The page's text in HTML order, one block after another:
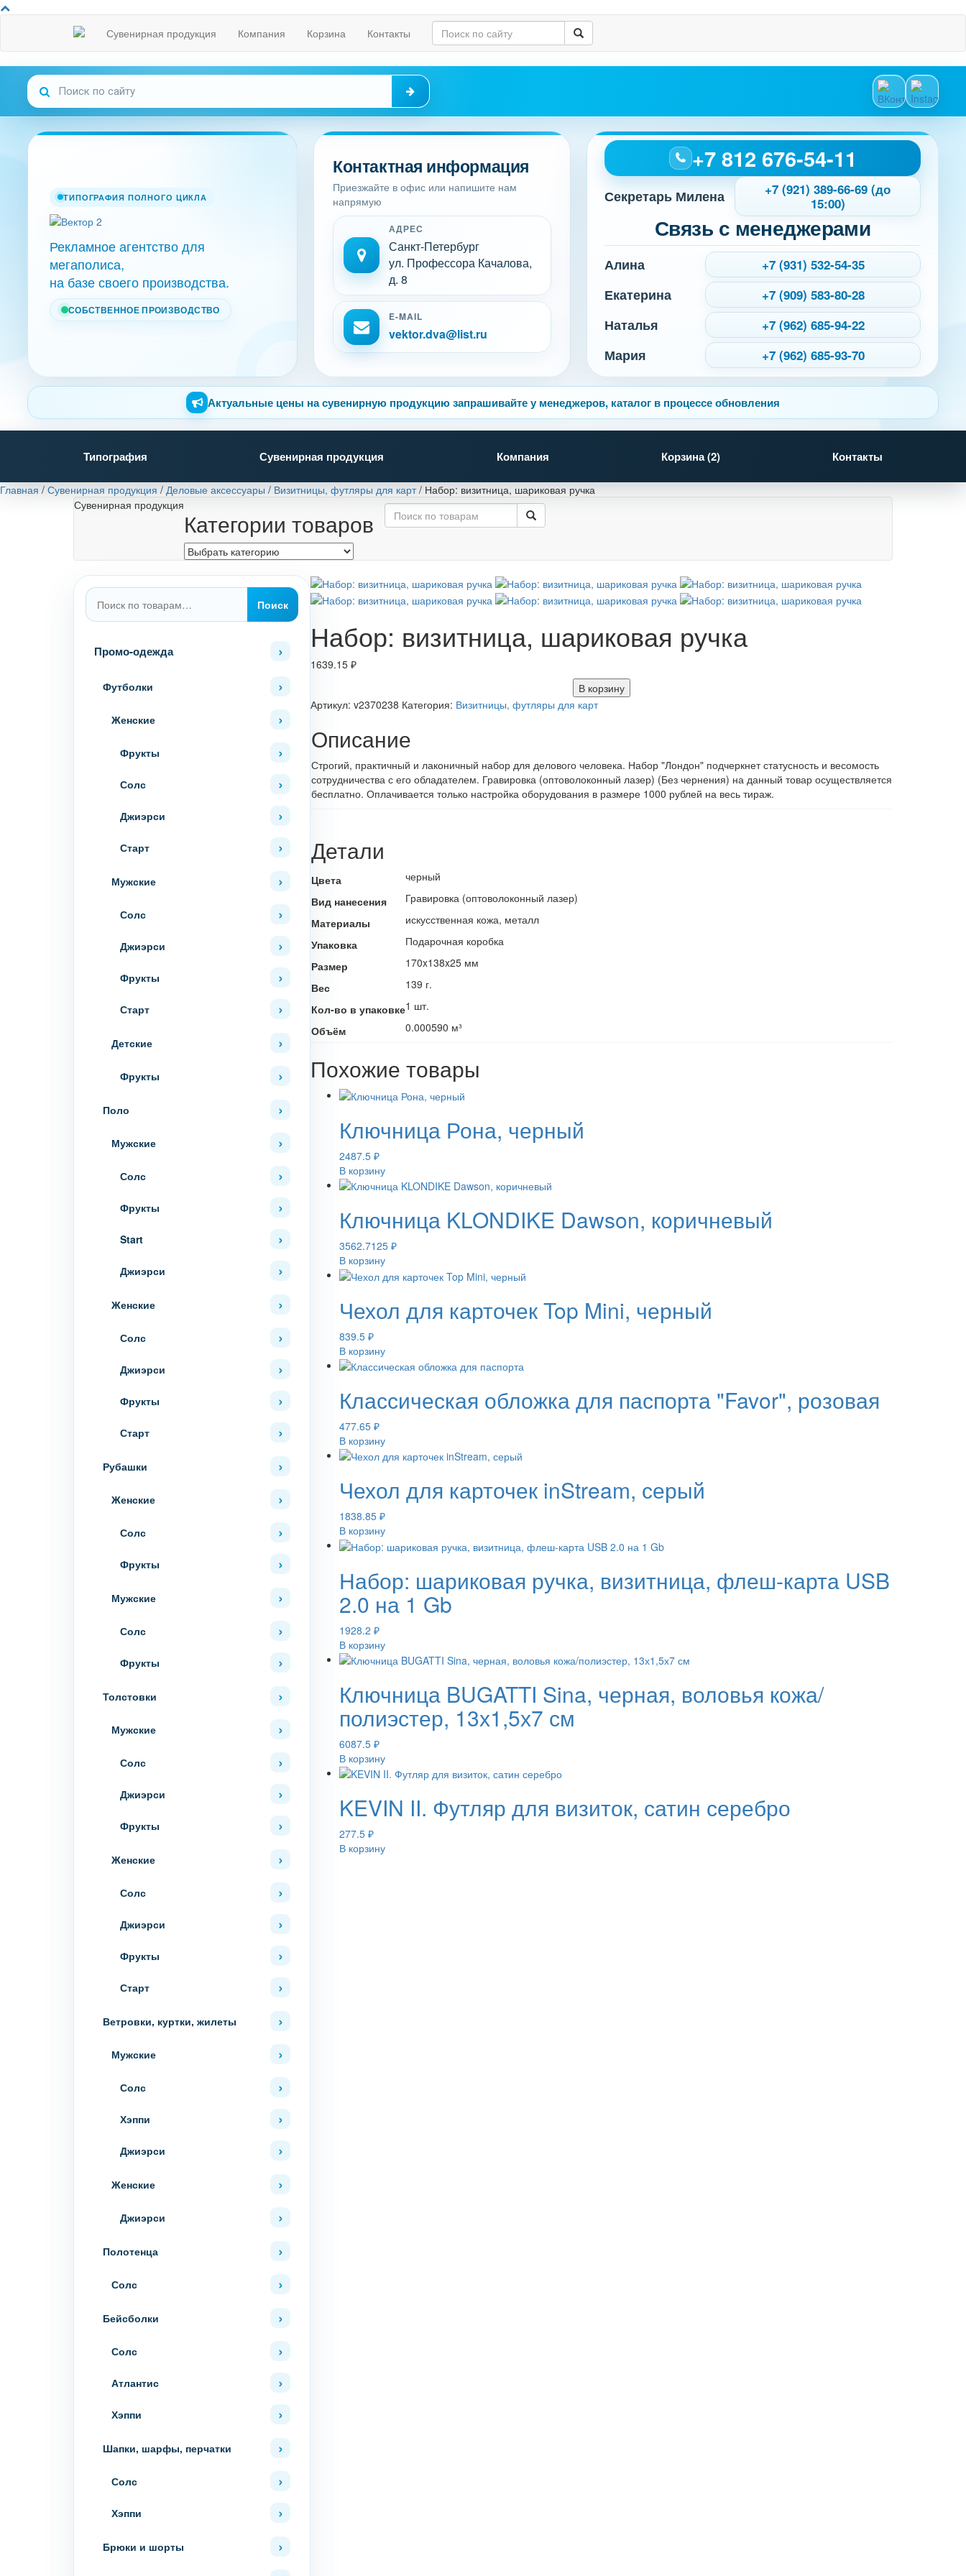
Сувенирная продукция Компания Корзина Контакты
ТИПОГРАФИЯ ПОЛНОГО ЦИКЛА
Рекламное агентство для
мегаполиса,
на базе своего производства.
СОБСТВЕННОЕ ПРОИЗВОДСТВО
Контактная информация
Приезжайте в офис или напишите нам
напрямую
АДРЕС
Санкт-Петербург
ул. Профессора Качалова,
д. 8
E-MAIL
vektor.dva@list.ru
+7 812 676-54-11
Секретарь Милена
+7 (921) 389-66-69 (до
15:00)
Связь с менеджерами
Алина +7 (931) 532-54-35
Екатерина +7 (909) 583-80-28
Наталья +7 (962) 685-94-22
Мария +7 (962) 685-93-70
Актуальные цены на сувенирную продукцию запрашивайте у менеджеров, каталог в процессе обновления
Типография Сувенирная продукция Компания Корзина (2) Контакты
Главная / Сувенирная продукция / Деловые аксессуары / Визитницы, футляры для карт / Набор: визитница, шариковая ручка
Сувенирная продукция
Категории товаров
Искать:
Поиск
Промо-одежда
Футболки
Женские
Фрукты
Солс
Джиэрси
Старт
Мужские
Солс
Джиэрси
Фрукты
Старт
Детские
Фрукты
Поло
Мужские
Солс
Фрукты
Start
Джиэрси
Женские
Солс
Джиэрси
Фрукты
Старт
Рубашки
Женские
Солс
Фрукты
Мужские
Солс
Фрукты
Толстовки
Мужские
Солс
Джиэрси
Фрукты
Женские
Солс
Джиэрси
Фрукты
Старт
Ветровки, куртки, жилеты
Мужские
Солс
Хэппи
Джиэрси
Женские
Джиэрси
Полотенца
Солс
Бейсболки
Солс
Атлантис
Хэппи
Шапки, шарфы, перчатки
Солс
Хэппи
Брюки и шорты
Набор: визитница, шариковая ручка
1639.15 ₽
В корзину
Артикул: v2370238 Категория: Визитницы, футляры для карт
Описание
Строгий, практичный и лаконичный набор для делового человека. Набор "Лондон" подчеркнет статусность и весомость
сотрудничества с его обладателем. Гравировка (оптоволоконный лазер) (Без чернения) на данный товар осуществляется
бесплатно. Оплачивается только настройка оборудования в размере 1000 рублей на весь тираж.
Детали
Цвета
черный
Вид нанесения
Гравировка (оптоволоконный лазер)
Материалы
искусственная кожа, металл
Упаковка
Подарочная коробка
Размер
170x138x25 мм
Вес
139 г.
Кол-во в упаковке1 шт.
Объём
0.000590 м³
Похожие товары
Ключница Рона, черный
2487.5 ₽
В корзину
Ключница KLONDIKE Dawson, коричневый
3562.7125 ₽
В корзину
Чехол для карточек Top Mini, черный
839.5 ₽
В корзину
Классическая обложка для паспорта "Favor", розовая
477.65 ₽
В корзину
Чехол для карточек inStream, серый
1838.85 ₽
В корзину
Набор: шариковая ручка, визитница, флеш-карта USB
2.0 на 1 Gb
1928.2 ₽
В корзину
Ключница BUGATTI Sina, черная, воловья кожа/
полиэстер, 13х1,5х7 см
6087.5 ₽
В корзину
KEVIN II. Футляр для визиток, сатин серебро
277.5 ₽
В корзину